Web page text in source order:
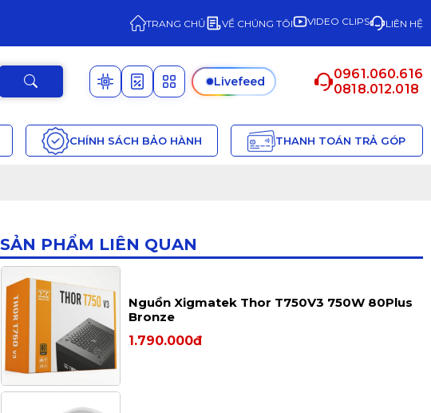
TRANG CHỦ VỀ CHÚNG TÔI VIDEO CLIPS LIÊN HỆ
Livefeed
0961.060.616
0818.012.018
CHÍNH SÁCH BẢO HÀNH THANH TOÁN TRẢ GÓP
SẢN PHẨM LIÊN QUAN
Nguồn Xigmatek Thor T750V3 750W 80Plus
Bronze
1.790.000đ